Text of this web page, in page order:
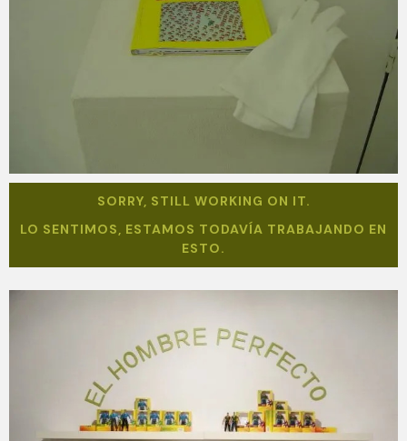
SORRY, STILL WORKING ON IT.
LO SENTIMOS, ESTAMOS TODAVÍA TRABAJANDO EN
ESTO.